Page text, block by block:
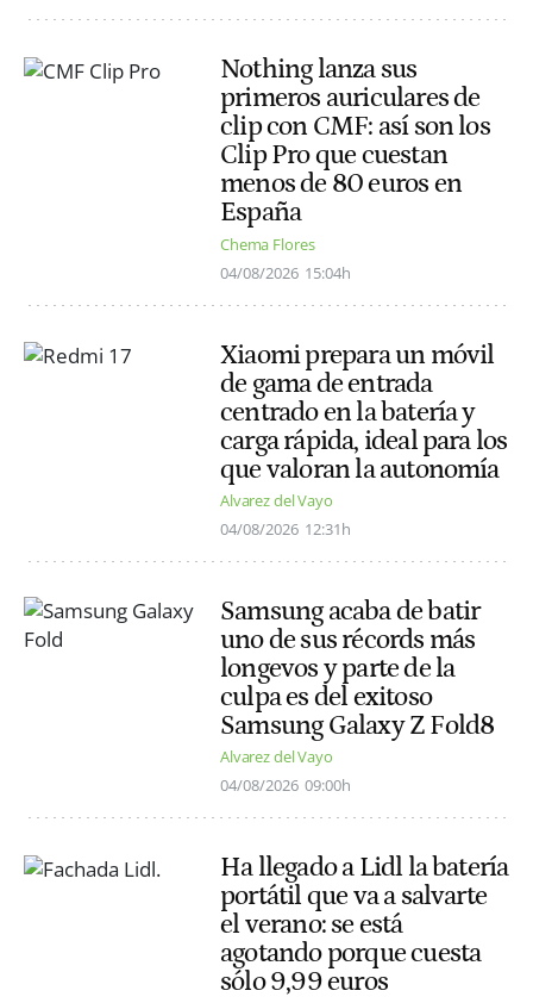
Nothing lanza sus
primeros auriculares de
clip con CMF: así son los
Clip Pro que cuestan
menos de 80 euros en
España
Chema Flores
04/08/2026 15:04h
Xiaomi prepara un móvil
de gama de entrada
centrado en la batería y
carga rápida, ideal para los
que valoran la autonomía
Alvarez del Vayo
04/08/2026 12:31h
Samsung acaba de batir
uno de sus récords más
longevos y parte de la
culpa es del exitoso
Samsung Galaxy Z Fold8
Alvarez del Vayo
04/08/2026 09:00h
Ha llegado a Lidl la batería
portátil que va a salvarte
el verano: se está
agotando porque cuesta
sólo 9,99 euros